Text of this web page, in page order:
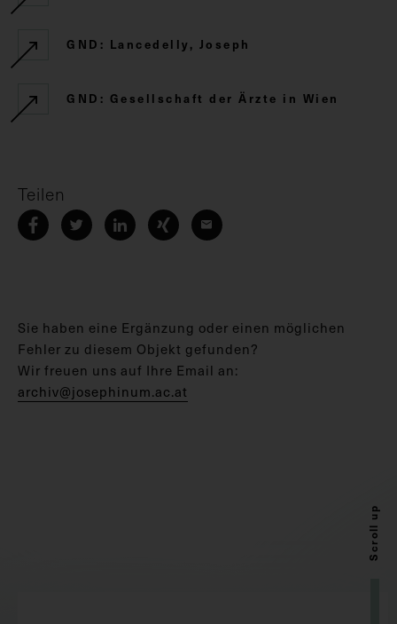
GND: Lancedelly, Joseph
GND: Gesellschaft der Ärzte in Wien
Teilen
Sie haben eine Ergänzung oder einen möglichen
Fehler zu diesem Objekt gefunden?
Wir freuen uns auf Ihre Email an:
archiv@josephinum.ac.at
Scroll up